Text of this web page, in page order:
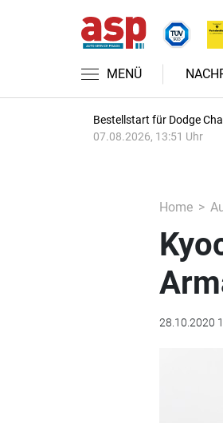
MENÜ
Bestellstart für Dodge
07.08.2026, 13:51 Uhr
Home
28.10.2020